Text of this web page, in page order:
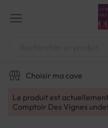
contenu
Choisir ma cave
Le produit est
Comptoir Des Vignes